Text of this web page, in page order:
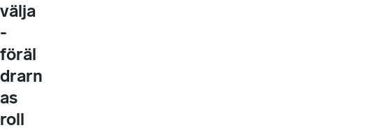
välja
-
föräl
drarn
as
roll